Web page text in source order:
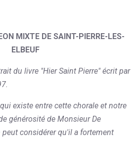
MIXTE DE SAINT-PIERRE-LES-
ELBEUF
du livre "Hier Saint Pierre" écrit par
existe entre cette chorale et notre
générosité de Monsieur De
peut considérer qu'il a fortement